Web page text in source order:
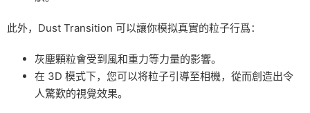
此外，Dust Transition 可以讓你模拟真實的粒子行爲：
灰塵顆粒會受到風和重力等力量的影響。
在 3D 模式下，您可以将粒子引導至相機，從而創造出令
人驚歎的視覺效果。